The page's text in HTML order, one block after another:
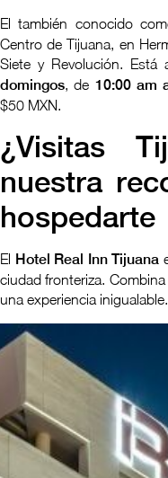
El también conocido
Centro de Tijuana, en
Siete y Revolución. Está
domingos, de 10:00 am
$50 MXN.
¿Visitas
nuestra
hospedarte
El Hotel Real Inn Tijuana
ciudad fronteriza.
una experiencia inigualable.